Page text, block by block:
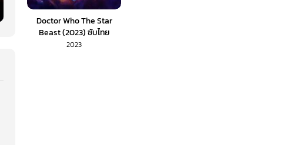
Doctor Who The Star
Beast (2023) ซับไทย
2023